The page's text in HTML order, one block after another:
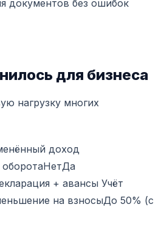
документов без ошибок
для бизнеса
нагрузку многих
доход
+ авансы Учёт
на взносыДо 50% (с